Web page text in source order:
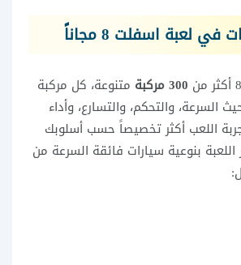
300 مركبة
متنوعة، كل مركبة
السرعة، والتحكم، والتسارع، وأداء
اللعب أكثر تخصيصاً حسب أسلوبك
بنوعية سيارات فائقة السرعة من